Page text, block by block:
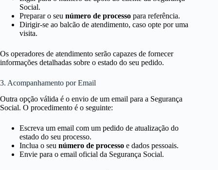
Social.
Preparar o seu número de processo para referência.
Dirigir-se ao balcão de atendimento, caso opte por uma
visita.
Os operadores de atendimento serão capazes de fornecer
informações detalhadas sobre o estado do seu pedido.
3. Acompanhamento por Email
Outra opção válida é o envio de um email para a Segurança
Social. O procedimento é o seguinte:
Escreva um email com um pedido de atualização do
estado do seu processo.
Inclua o seu número de processo e dados pessoais.
Envie para o email oficial da Segurança Social.